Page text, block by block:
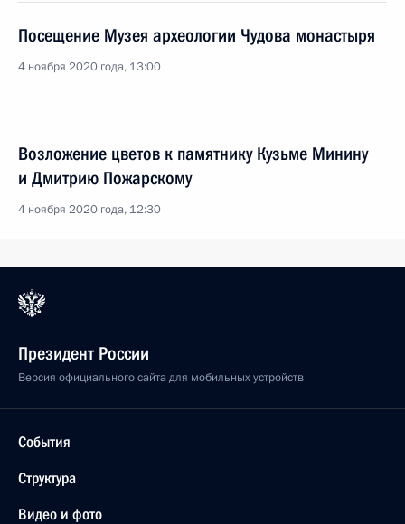
Посещение Музея археологии Чудова монастыря
4 ноября 2020 года, 13:00
Возложение цветов к памятнику Кузьме Минину
и Дмитрию Пожарскому
4 ноября 2020 года, 12:30
Президент России
Версия официального сайта для мобильных устройств
События
Структура
Видео и фото